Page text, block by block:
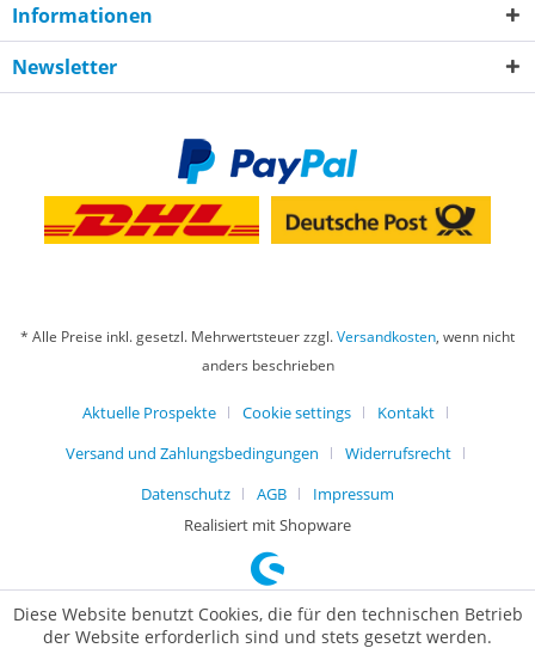
Informationen
Newsletter
* Alle Preise inkl. gesetzl. Mehrwertsteuer zzgl.Versandkosten, wenn nicht
anders beschrieben
Aktuelle Prospekte Cookie settings
Kontakt
Versand und Zahlungsbedingungen
Widerrufsrecht
Datenschutz
AGB
Impressum
Realisiert mit Shopware
Diese Website benutzt Cookies, die für den technischen Betrieb
der Website erforderlich sind und stets gesetzt werden.